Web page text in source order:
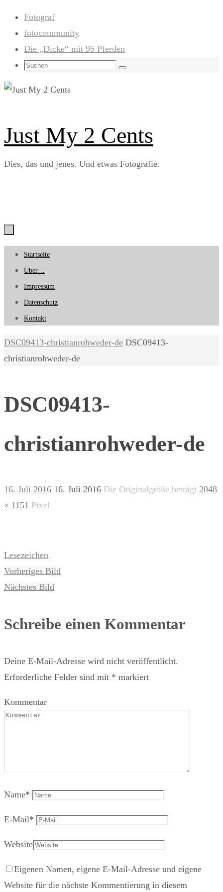
Zum
Inhalt
springen
Fotograf
fotocommunity
Die „Dicke“ mit 95 Pferden
Suchen
Suchen
Just My 2 Cents
Dies, das und jenes. Und etwas Fotografie.
Zum
Inhalt
springen
Startseite
Über…
Impressum
Datenschutz
Kontakt
Start
DSC09413-christianrohweder-de DSC09413-
christianrohweder-de
DSC09413-
christianrohweder-de
16. Juli 2016 16. Juli 2016 Die Originalgröße beträgt 2048
× 1151 Pixel
Lesezeichen.
Vorheriges Bild
Nächstes Bild
Schreibe einen Kommentar
Deine E-Mail-Adresse wird nicht veröffentlicht.
Erforderliche Felder sind mit * markiert
Kommentar
Name*
E-Mail*
Website
Eigenen Namen, eigene E-Mail-Adresse und eigene
Website für die nächste Kommentierung in diesem